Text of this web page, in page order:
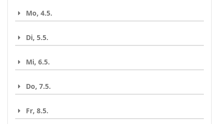
auswählen
Mo, 4.5.
Di, 5.5.
Mi, 6.5.
Do, 7.5.
Fr, 8.5.